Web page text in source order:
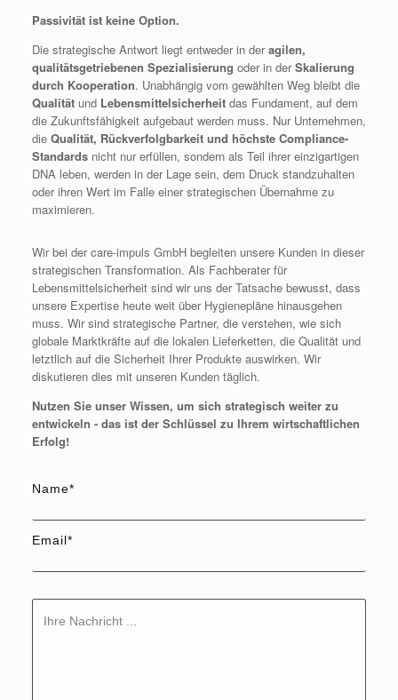
Passivität ist keine Option.
Die strategische Antwort liegt entweder in deragilen,
qualitätsgetriebenen Spezialisierung oder in derSkalierung
durch Kooperation. Unabhängig vom gewählten Weg bleibt die
Qualität und Lebensmittelsicherheit das Fundament, auf dem
die Zukunftsfähigkeit aufgebaut werden muss. Nur Unternehmen,
die Qualität, Rückverfolgbarkeit und höchste Compliance-
Standards nicht nur erfüllen, sondern als Teil ihrer einzigartigen
DNA leben, werden in der Lage sein, dem Druck standzuhalten
oder ihren Wert im Falle einer strategischen Übernahme zu
maximieren.
Wir bei der care-impuls GmbH begleiten unsere Kunden in dieser
strategischen Transformation. Als Fachberater für
Lebensmittelsicherheit sind wir uns der Tatsache bewusst, dass
unsere Expertise heute weit über Hygienepläne hinausgehen
muss. Wir sind strategische Partner, die verstehen, wie sich
globale Marktkräfte auf die lokalen Lieferketten, die Qualität und
letztlich auf die Sicherheit Ihrer Produkte auswirken. Wir
diskutieren dies mit unseren Kunden täglich.
Nutzen Sie unser Wissen, um sich strategisch weiter zu
entwickeln - das ist der Schlüssel zu Ihrem wirtschaftlichen
Erfolg!
Name*
Email*